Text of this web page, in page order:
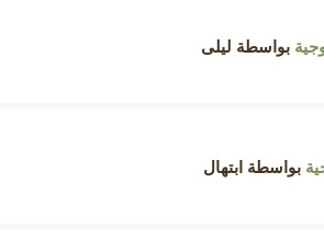
بواسطة ليلى
بواسطة ابتهال